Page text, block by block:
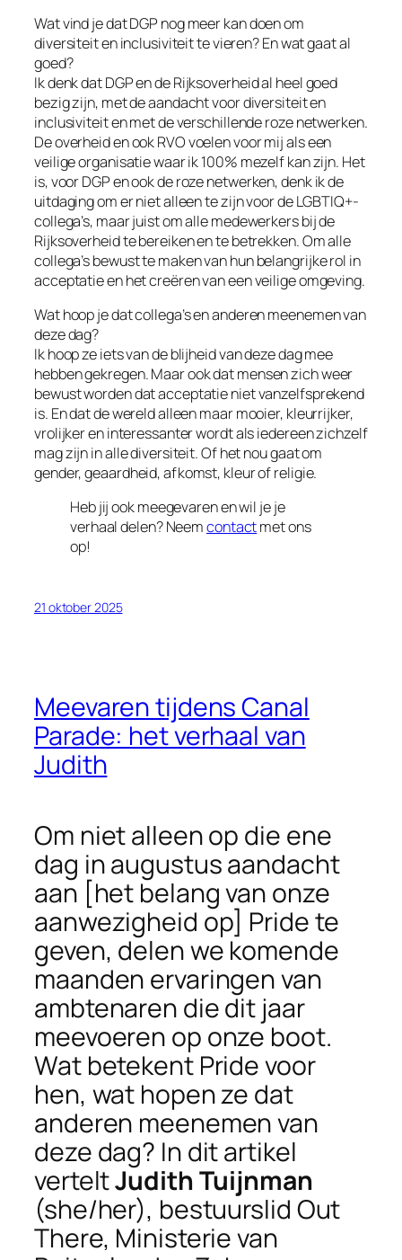
Wat vind je dat DGP nog meer kan doen om
diversiteit en inclusiviteit te vieren? En wat gaat al
goed?
Ik denk dat DGP en de Rijksoverheid al heel goed
bezig zijn, met de aandacht voor diversiteit en
inclusiviteit en met de verschillende roze netwerken.
De overheid en ook RVO voelen voor mij als een
veilige organisatie waar ik 100% mezelf kan zijn. Het
is, voor DGP en ook de roze netwerken, denk ik de
uitdaging om er niet alleen te zijn voor de LGBTIQ+-
collega’s, maar juist om alle medewerkers bij de
Rijksoverheid te bereiken en te betrekken. Om alle
collega’s bewust te maken van hun belangrijke rol in
acceptatie en het creëren van een veilige omgeving.
Wat hoop je dat collega’s en anderen meenemen van
deze dag?
Ik hoop ze iets van de blijheid van deze dag mee
hebben gekregen. Maar ook dat mensen zich weer
bewust worden dat acceptatie niet vanzelfsprekend
is. En dat de wereld alleen maar mooier, kleurrijker,
vrolijker en interessanter wordt als iedereen zichzelf
mag zijn in alle diversiteit. Of het nou gaat om
gender, geaardheid, afkomst, kleur of religie.
Heb jij ook meegevaren en wil je je
verhaal delen? Neemcontactmet ons
op!
21 oktober 2025
Meevaren tijdens Canal
Parade: het verhaal van
Judith
Om niet alleen op die ene
dag in augustus aandacht
aan [het belang van onze
aanwezigheid op] Pride te
geven, delen we komende
maanden ervaringen van
ambtenaren die dit jaar
meevoeren op onze boot.
Wat betekent Pride voor
hen, wat hopen ze dat
anderen meenemen van
deze dag? In dit artikel
verteltJudith Tuijnman
(she/her), bestuurslid Out
There, Ministerie van